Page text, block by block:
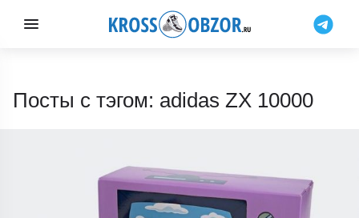
Посты с тэгом: adidas ZX 10000